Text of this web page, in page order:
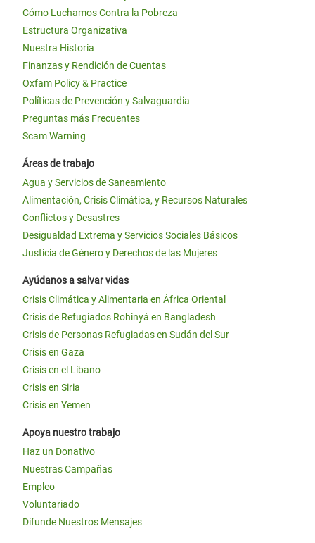
Cómo Luchamos Contra la Pobreza
Estructura Organizativa
Nuestra Historia
Finanzas y Rendición de Cuentas
Oxfam Policy & Practice
Políticas de Prevención y Salvaguardia
Preguntas más Frecuentes
Scam Warning
Áreas de trabajo
Agua y Servicios de Saneamiento
Alimentación, Crisis Climática, y Recursos Naturales
Conflictos y Desastres
Desigualdad Extrema y Servicios Sociales Básicos
Justicia de Género y Derechos de las Mujeres
Ayúdanos a salvar vidas
Crisis Climática y Alimentaria en África Oriental
Crisis de Refugiados Rohinyá en Bangladesh
Crisis de Personas Refugiadas en Sudán del Sur
Crisis en Gaza
Crisis en el Líbano
Crisis en Siria
Crisis en Yemen
Apoya nuestro trabajo
Haz un Donativo
Nuestras Campañas
Empleo
Voluntariado
Difunde Nuestros Mensajes